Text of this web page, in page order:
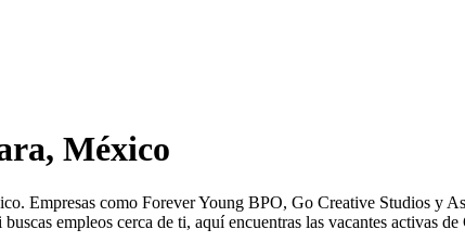
México
Empresas como Forever Young BPO, Go Creative Studios y
empleos cerca de ti, aquí encuentras las vacantes activas